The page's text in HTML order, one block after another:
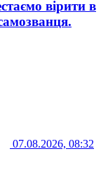
вірити в
07.08.2026, 08:32